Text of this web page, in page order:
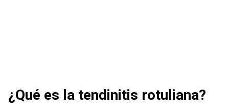
¿Qué es la tendinitis rotuliana?